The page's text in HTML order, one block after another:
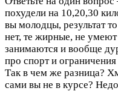
похудели на 10,20,30
вы молодцы, результат
нет, те жирные, не
занимаются и вообще
про спорт и
Так в чем же разница?
сами вы не в курсе?